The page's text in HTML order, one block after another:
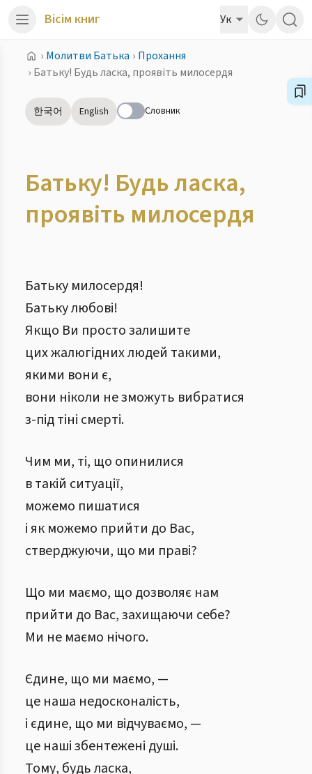
Вісім книг Ук
› Молитви Батька › Прохання
› Батьку! Будь ласка, проявіть милосердя
한국어 English Словник
Батьку! Будь ласка,
проявіть милосердя
Батьку милосердя!
Батьку любові!
Якщо Ви просто залишите
цих жалюгідних людей такими,
якими вони є,
вони ніколи не зможуть вибратися
з-під тіні смерті.
Чим ми, ті, що опинилися
в такій ситуації,
можемо пишатися
і як можемо прийти до Вас,
стверджуючи, що ми праві?
Що ми маємо, що дозволяє нам
прийти до Вас, захищаючи себе?
Ми не маємо нічого.
Єдине, що ми маємо, —
це наша недосконалість,
і єдине, що ми відчуваємо, —
це наші збентежені душі.
Тому, будь ласка,